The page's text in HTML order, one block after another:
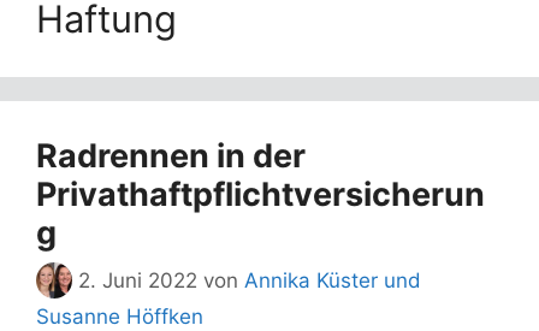
Haftung
Radrennen in der
Privathaftpflichtversicherun
g
2. Juni 2022 von Annika Küster und
Susanne Höffken